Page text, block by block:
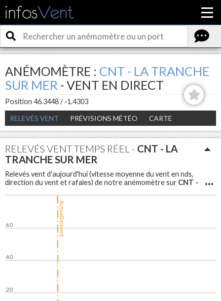
ANÉMOMÈTRE : CNT - LA TRANCHE
SUR MER - VENT EN DIRECT
Position 46.3448 / -1.4303
RELEVÉS VENT
PRÉVISIONS MÉTÉO CARTE
RELEVÉS VENT TEMPS RÉEL - CNT - LA
TRANCHE SUR MER
Relevés vent d'aujourd'hui (vitesse moyenne du vent en nds,
direction du vent et rafales) de notre anémomètre sur CNT -
CNT - La Tranche sur Mer
Actuellement
20
40
60